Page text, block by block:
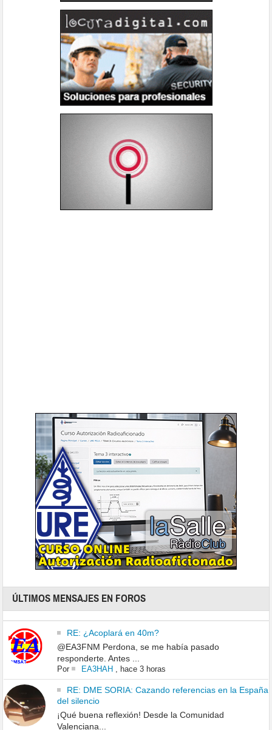
ÚLTIMOS MENSAJES EN FOROS
RE: ¿Acoplará en 40m?
@EA3FNM Perdona, se me había pasado
responderte. Antes ...
Por EA3HAH, hace 3 horas
RE: DME SORIA: Cazando referencias en la España
del silencio
¡Qué buena reflexión! Desde la Comunidad
Valenciana...